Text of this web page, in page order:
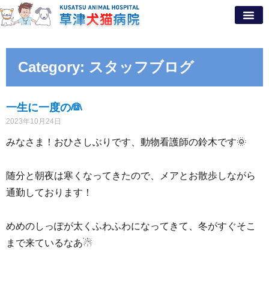
Category: スタッフブログ
一生に一度の👰
2023年10月24日
みなさま！おひさしぶりです、動物看護師の鈴木です🌞
随分と朝夜は寒くなってきたので、メアとお散歩しながら
通勤しております！
めめのしっぽが太くふわふわになってきて、冬がすぐそこ
まで来ているなあ☃